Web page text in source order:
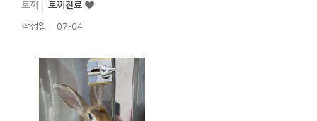
토끼 토끼진료
작성일 07-04